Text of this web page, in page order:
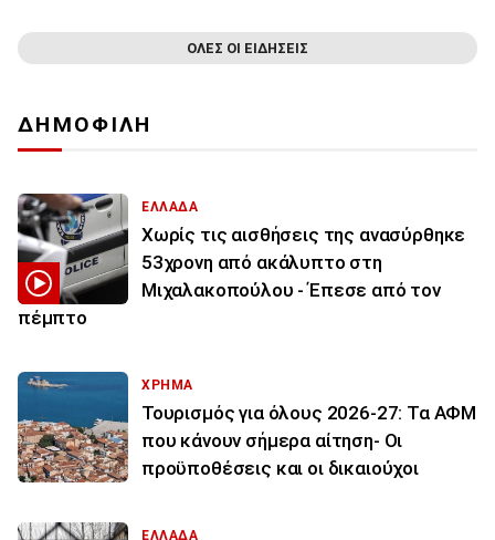
ΟΛΕΣ ΟΙ ΕΙΔΗΣΕΙΣ
ΔΗΜΟΦΙΛΗ
ΕΛΛΑΔΑ
Χωρίς τις αισθήσεις της ανασύρθηκε
53χρονη από ακάλυπτο στη
Μιχαλακοπούλου - Έπεσε από τον
πέμπτο
ΧΡΗΜΑ
Τουρισμός για όλους 2026-27: Τα ΑΦΜ
που κάνουν σήμερα αίτηση- Οι
προϋποθέσεις και οι δικαιούχοι
ΕΛΛΑΔΑ